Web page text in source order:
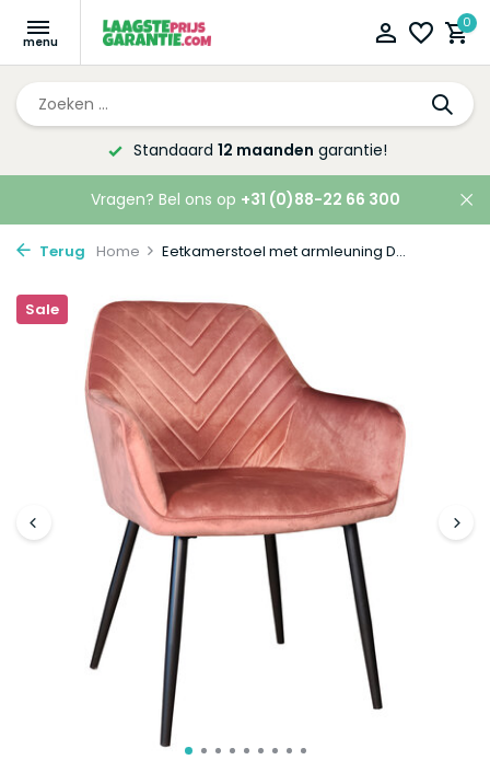
0
Altijd de laagsteprijsgarantie!
Vragen? Bel ons op +31 (0)88-22 66 300
Terug Home Eetkamerstoel met armleuning D...
Sale